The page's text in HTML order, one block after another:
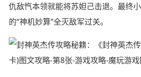
仇敌忾本领就能将苏妲己击退。最终
的“神机妙算”全灭敌军过关。